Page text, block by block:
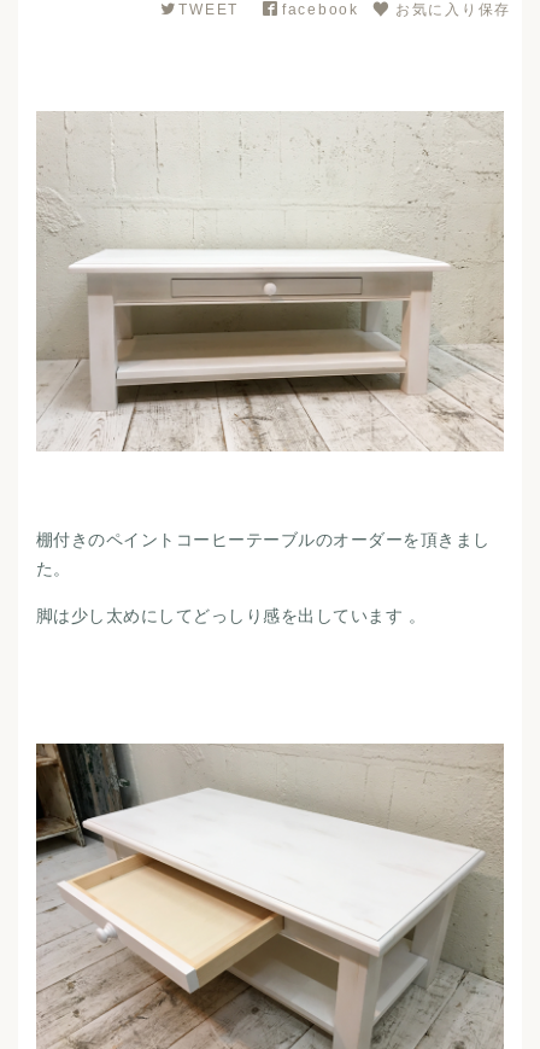
TWEET facebook お気に入り保存
棚付きのペイントコーヒーテーブルのオーダーを頂きまし
た。
脚は少し太めにしてどっしり感を出しています 。